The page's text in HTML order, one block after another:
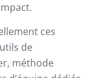
ces
de
méthode